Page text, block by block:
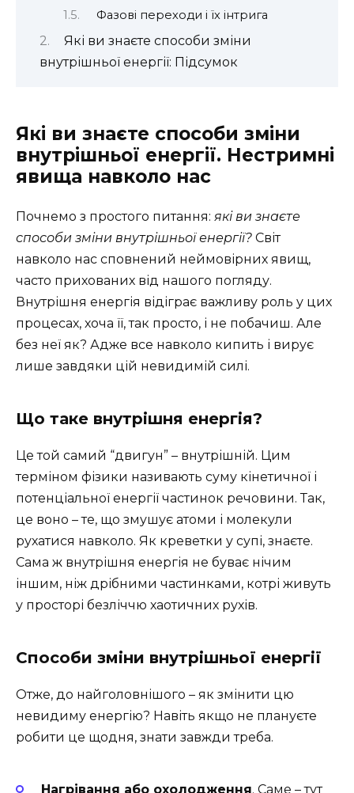
Фазові переходи і їх інтрига
Які ви знаєте способи зміни
внутрішньої енергії: Підсумок
Які ви знаєте способи зміни
внутрішньої енергії. Нестримні
явища навколо нас
Почнемо з простого питання: які ви знаєте
способи зміни внутрішньої енергії? Світ
навколо нас сповнений неймовірних явищ,
часто прихованих від нашого погляду.
Внутрішня енергія відіграє важливу роль у цих
процесах, хоча її, так просто, і не побачиш. Але
без неї як? Адже все навколо кипить і вирує
лише завдяки цій невидимій силі.
Що таке внутрішня енергія?
Це той самий “двигун” – внутрішній. Цим
терміном фізики називають суму кінетичної і
потенціальної енергії частинок речовини. Так,
це воно – те, що змушує атоми і молекули
рухатися навколо. Як креветки у супі, знаєте.
Сама ж внутрішня енергія не буває нічим
іншим, ніж дрібними частинками, котрі живуть
у просторі безліччю хаотичних рухів.
Способи зміни внутрішньої енергії
Отже, до найголовнішого – як змінити цю
невидиму енергію? Навіть якщо не плануєте
робити це щодня, знати завжди треба.
Нагрівання або охолодження. Саме – тут